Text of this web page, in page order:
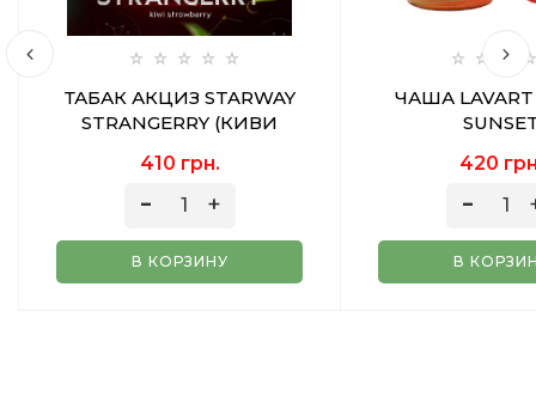
ТАБАК АКЦИЗ STARWAY
STRANGERRY (КИВИ
410 грн.
В КОРЗИНУ
ЧАША LAVART
420
В